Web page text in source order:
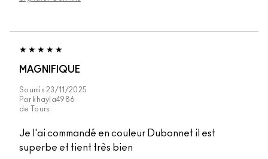
MAGNIFIQUE
Soumis 23/11/2025
Par khayla4986
de
Tours
Je l'ai commandé en couleur Dubonnet il est
superbe et tient très bien